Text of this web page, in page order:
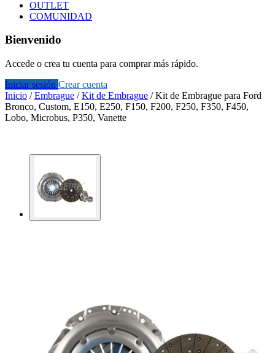
OUTLET
COMUNIDAD
Bienvenido
Accede o crea tu cuenta para comprar más rápido.
Iniciar sesión Crear cuenta
Inicio /Embrague /Kit de Embrague /Kit de Embrague para Ford
Bronco, Custom, E150, E250, F150, F200, F250, F350, F450,
Lobo, Microbus, P350, Vanette